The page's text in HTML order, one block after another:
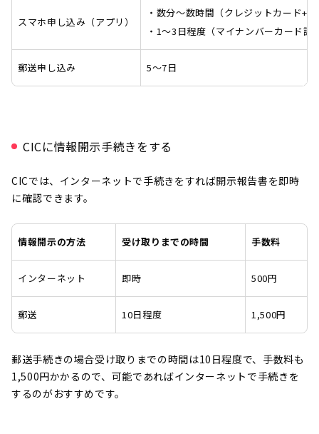
スマホ申し込み（アプリ）
・数分～数時間（クレジットカード+
・1～3日程度（マイナンバーカード認
郵送申し込み 5～7日
CICに情報開示手続きをする
CICでは、インターネットで手続きをすれば開示報告書を即時
に確認できます。
情報開示の方法 受け取りまでの時間 手数料
インターネット 即時 500円
郵送 10日程度 1,500円
郵送手続きの場合受け取りまでの時間は10日程度で、手数料も
1,500円かかるので、可能であればインターネットで手続きを
するのがおすすめです。